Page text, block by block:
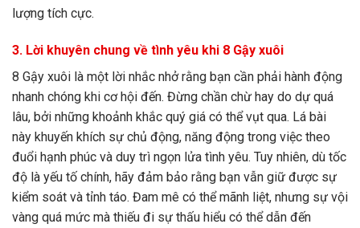
lượng tích cực.
3. Lời khuyên chung về tình yêu khi 8 Gậy xuôi
8 Gậy xuôi là một lời nhắc nhở rằng bạn cần phải hành động
nhanh chóng khi cơ hội đến. Đừng chần chừ hay do dự quá
lâu, bởi những khoảnh khắc quý giá có thể vụt qua. Lá bài
này khuyến khích sự chủ động, năng động trong việc theo
đuổi hạnh phúc và duy trì ngọn lửa tình yêu. Tuy nhiên, dù tốc
độ là yếu tố chính, hãy đảm bảo rằng bạn vẫn giữ được sự
kiểm soát và tỉnh táo. Đam mê có thể mãnh liệt, nhưng sự vội
vàng quá mức mà thiếu đi sự thấu hiểu có thể dẫn đến